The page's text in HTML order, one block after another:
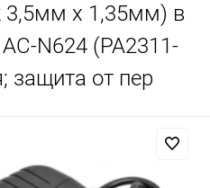
3,5мм х 1,35мм) в
N624 (PA2311-
защита от пер